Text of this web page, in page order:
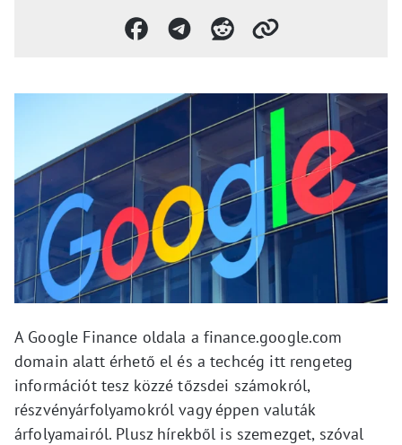
A Google Finance oldala a finance.google.com
domain alatt érhető el és a techcég itt rengeteg
információt tesz közzé tőzsdei számokról,
részvényárfolyamokról vagy éppen valuták
árfolyamairól. Plusz hírekből is szemezget, szóval